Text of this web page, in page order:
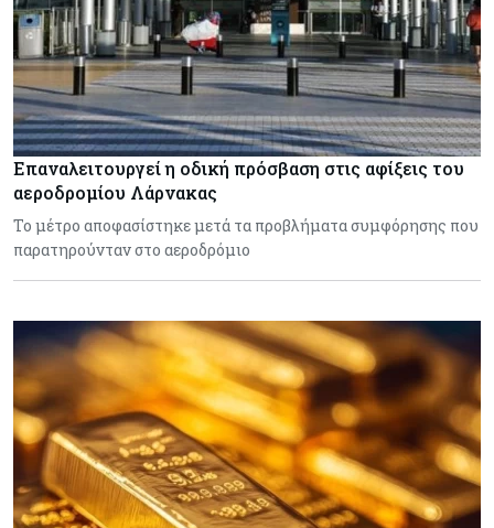
Επαναλειτουργεί η οδική πρόσβαση στις αφίξεις του
αεροδρομίου Λάρνακας
Το μέτρο αποφασίστηκε μετά τα προβλήματα συμφόρησης που
παρατηρούνταν στο αεροδρόμιο